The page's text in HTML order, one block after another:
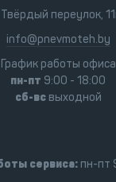
Твёрдый переулок,
info@pnevmoteh.by
График работы офиса
пн-пт 9:00 - 18:00
сб-всвыходной
сервиса:пн-пт